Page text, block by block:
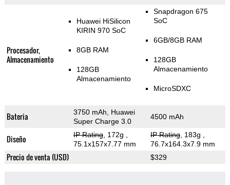
Procesador,
Almacenamiento
Huawei HiSilicon
KIRIN 970 SoC
8GB RAM
128GB
Almacenamiento
Snapdragon 675
SoC
6GB/8GB RAM
128GB
Almacenamiento
MicroSDXC
Bateria
3750 mAh, Huawei
Super Charge 3.0
4500 mAh
Diseño IP Rating, 172g
75.1x157x7.77 mm
IP Rating, 183g
76.7x164.3x7.9 mm
Precio de venta (USD) $329